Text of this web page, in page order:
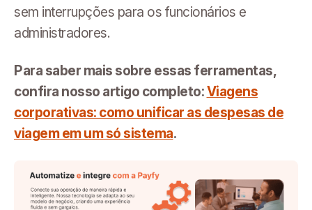
sem interrupções para os funcionários e
administradores.
Para saber mais sobre essas ferramentas,
confira nosso artigo completo:Viagens
corporativas: como unificar as despesas de
viagem em um só sistema.